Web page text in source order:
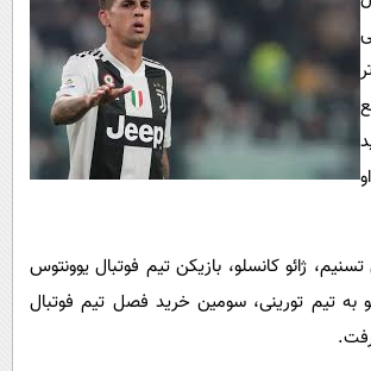
سرگرمی
فناوری
گوناگون
حوادث
فرهنگی
روانشناسی
آشپزی
دانلود
ژائو کانسلو، بازیکن تیم فوتبال یوونتوس
به تیم تورینی، سومین خرید فصل تیم فوتبال